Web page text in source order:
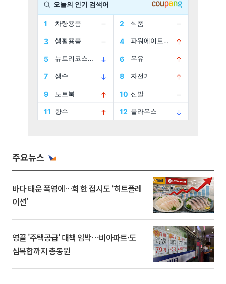
주요뉴스
바다 태운 폭염에…회 한 접시도 ‘히트플레
이션’
영끌 '주택공급' 대책 임박⋯비아파트·도
심복합까지 총동원